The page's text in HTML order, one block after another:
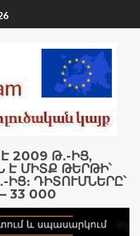
2009 Թ․-ԻՑ,
Է ՄԻՏՔ ԹԵՐԹԻ՝
ԻՑ։ ԴԻՏՈՒՄՆԵՐԸ՝
33 000